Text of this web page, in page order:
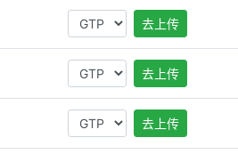
去上传
去上传
去上传